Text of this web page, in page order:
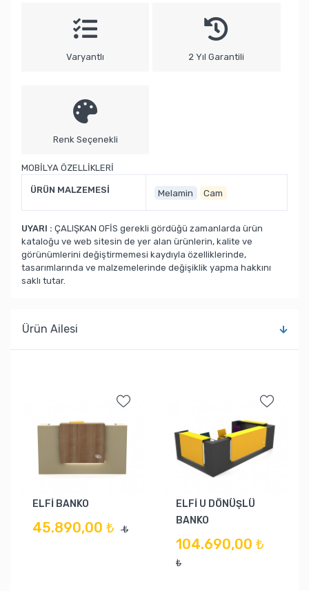
Varyantlı 2 Yıl Garantili
Renk Seçenekli
MOBİLYA ÖZELLİKLERİ
ÜRÜN MALZEMESİ Melamin Cam
UYARI : ÇALIŞKAN OFİS gerekli gördüğü zamanlarda ürün
kataloğu ve web sitesin de yer alan ürünlerin, kalite ve
görünümlerini değiştirmemesi kaydıyla özelliklerinde,
tasarımlarında ve malzemelerinde değişiklik yapma hakkını
saklı tutar.
Ürün Ailesi
ELFİ BANKO
45.890,00 ₺ ₺
ELFİ U DÖNÜŞLÜ
BANKO
104.690,00 ₺
₺